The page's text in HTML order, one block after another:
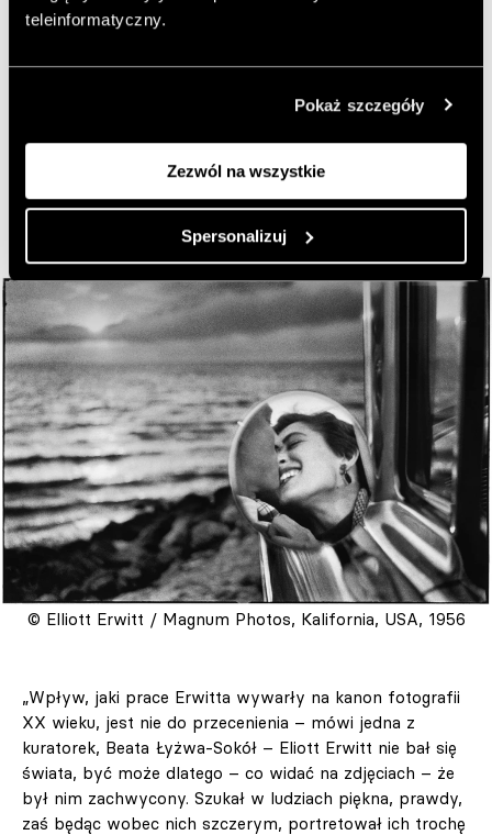
teleinformatyczny.
Pokaż szczegóły
Zezwól na wszystkie
Spersonalizuj
je odebrać tak, jak chcą” – mawiał.
Kuratorki warszawskiej wystawy zwracają uwagę na
© Elliott Erwitt / Magnum Photos, Kalifornia, USA, 1956
„Wpływ, jaki prace Erwitta wywarły na kanon fotografii
XX wieku, jest nie do przecenienia – mówi jedna z
kuratorek, Beata Łyżwa-Sokół – Eliott Erwitt nie bał się
świata, być może dlatego – co widać na zdjęciach – że
był nim zachwycony. Szukał w ludziach piękna, prawdy,
zaś będąc wobec nich szczerym, portretował ich trochę